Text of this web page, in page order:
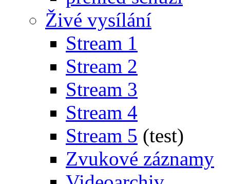
Živé vysílání
Stream 1
Stream 2
Stream 3
Stream 4
Stream 5 (test)
Zvukové záznamy